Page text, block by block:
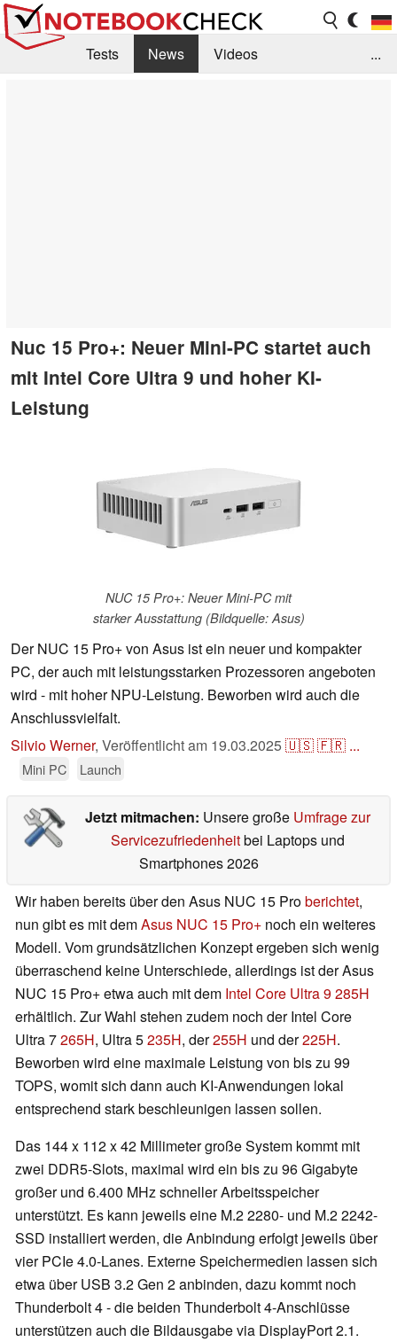
Tests News
Videos
...
Nuc 15 Pro+: Neuer Mini-PC startet auch
mit Intel Core Ultra 9 und hoher KI-
Leistung
NUC 15 Pro+: Neuer Mini-PC mit
starker Ausstattung (Bildquelle: Asus)
Der NUC 15 Pro+ von Asus ist ein neuer und kompakter
PC, der auch mit leistungsstarken Prozessoren angeboten
wird - mit hoher NPU-Leistung. Beworben wird auch die
Anschlussvielfalt.
Silvio Werner, Veröffentlicht am 19.03.2025🇺🇸🇫🇷 ...
Mini PC Launch
Jetzt mitmachen: Unsere große Umfrage zur
Servicezufriedenheitbei Laptops und
Smartphones 2026
Wir haben bereits über den Asus NUC 15 Proberichtet,
nun gibt es mit demAsus NUC 15 Pro+ noch ein weiteres
Modell. Vom grundsätzlichen Konzept ergeben sich wenig
überraschend keine Unterschiede, allerdings ist der Asus
NUC 15 Pro+ etwa auch mit dem Intel Core Ultra 9 285H
erhältlich. Zur Wahl stehen zudem noch der Intel Core
Ultra 7265H, Ultra 5235H, der255H und der225H.
Beworben wird eine maximale Leistung von bis zu 99
TOPS, womit sich dann auch KI-Anwendungen lokal
entsprechend stark beschleunigen lassen sollen.
Das 144 x 112 x 42 Millimeter große System kommt mit
zwei DDR5-Slots, maximal wird ein bis zu 96 Gigabyte
großer und 6.400 MHz schneller Arbeitsspeicher
unterstützt. Es kann jeweils eine M.2 2280- und M.2 2242-
SSD installiert werden, die Anbindung erfolgt jeweils über
vier PCIe 4.0-Lanes. Externe Speichermedien lassen sich
etwa über USB 3.2 Gen 2 anbinden, dazu kommt noch
Thunderbolt 4 - die beiden Thunderbolt 4-Anschlüsse
unterstützen auch die Bildausgabe via DisplayPort 2.1.